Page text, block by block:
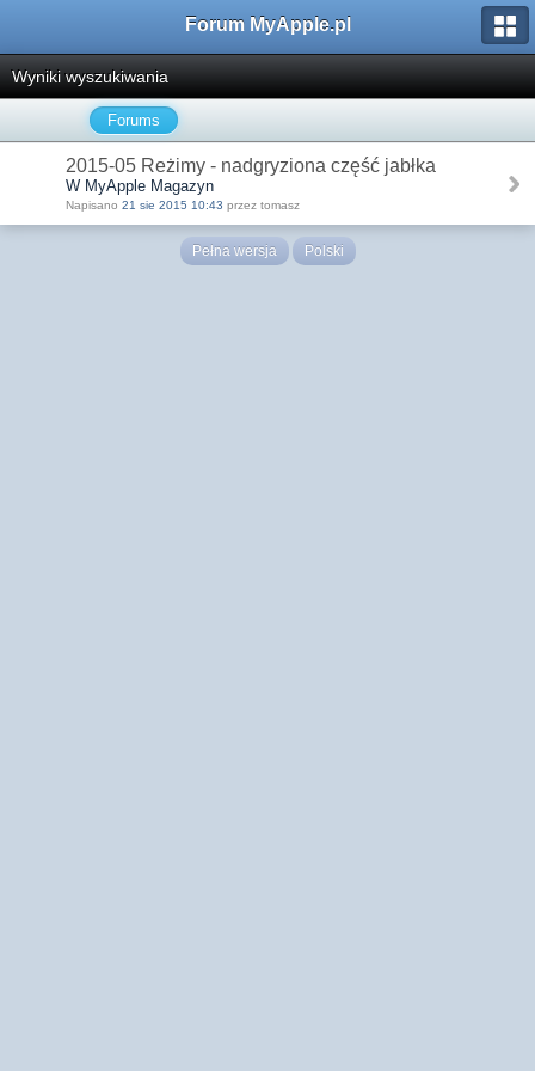
Forum MyApple.pl
Wyniki wyszukiwania
Forums
2015-05 Reżimy - nadgryziona część jabłka
W MyApple Magazyn
Napisano 21 sie 2015 10:43 przez tomasz
Pełna wersja Polski